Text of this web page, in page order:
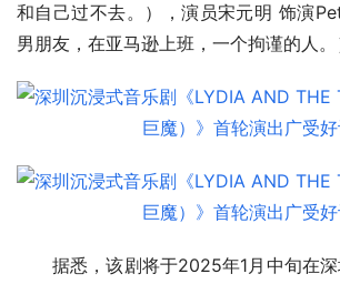
和自己过不去。），演员宋元明 饰演
男朋友，在亚马逊上班，一个拘谨的人。
据悉，该剧将于2025年1月中旬在